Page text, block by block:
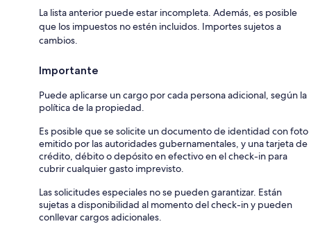
La lista anterior puede estar incompleta. Además, es posible
que los impuestos no estén incluidos. Importes sujetos a
cambios.
Importante
Puede aplicarse un cargo por cada persona adicional, según la
política de la propiedad.
Es posible que se solicite un documento de identidad con foto
emitido por las autoridades gubernamentales, y una tarjeta de
crédito, débito o depósito en efectivo en el check-in para
cubrir cualquier gasto imprevisto.
Las solicitudes especiales no se pueden garantizar. Están
sujetas a disponibilidad al momento del check-in y pueden
conllevar cargos adicionales.